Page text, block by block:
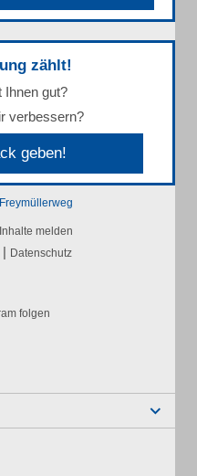
zählt!
Ihnen gut?
verbessern?
geben!
Freymüllerweg
Inhalte melden
| Datenschutz
folgen